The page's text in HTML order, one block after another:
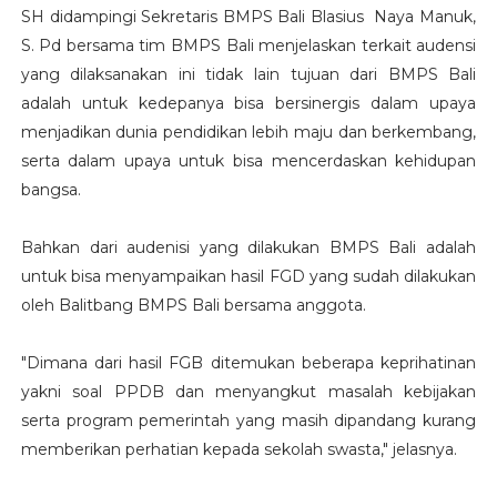
SH didampingi Sekretaris BMPS Bali Blasius Naya Manuk,
S. Pd bersama tim BMPS Bali menjelaskan terkait audensi
yang dilaksanakan ini tidak lain tujuan dari BMPS Bali
adalah untuk kedepanya bisa bersinergis dalam upaya
menjadikan dunia pendidikan lebih maju dan berkembang,
serta dalam upaya untuk bisa mencerdaskan kehidupan
bangsa.
Bahkan dari audenisi yang dilakukan BMPS Bali adalah
untuk bisa menyampaikan hasil FGD yang sudah dilakukan
oleh Balitbang BMPS Bali bersama anggota.
"Dimana dari hasil FGB ditemukan beberapa keprihatinan
yakni soal PPDB dan menyangkut masalah kebijakan
serta program pemerintah yang masih dipandang kurang
memberikan perhatian kepada sekolah swasta," jelasnya.